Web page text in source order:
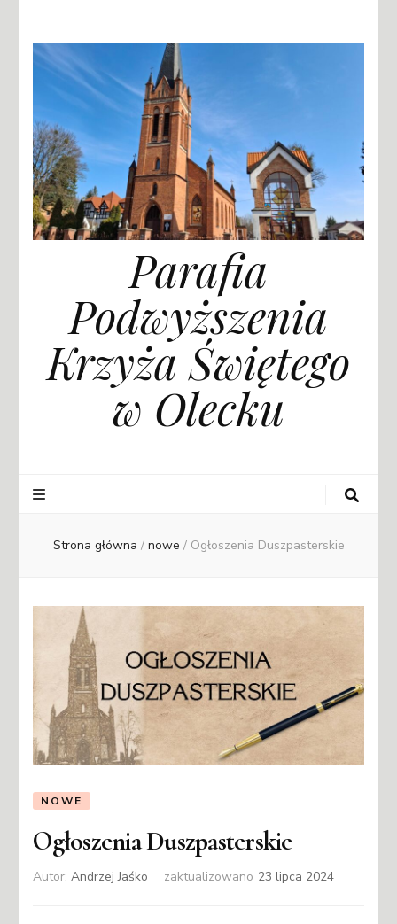
Parafia
Podwyższenia
Krzyża Świętego
w Olecku
Strona główna / nowe / Ogłoszenia Duszpasterskie
NOWE
Ogłoszenia Duszpasterskie
Autor:Andrzej Jaśko zaktualizowano 23 lipca 2024